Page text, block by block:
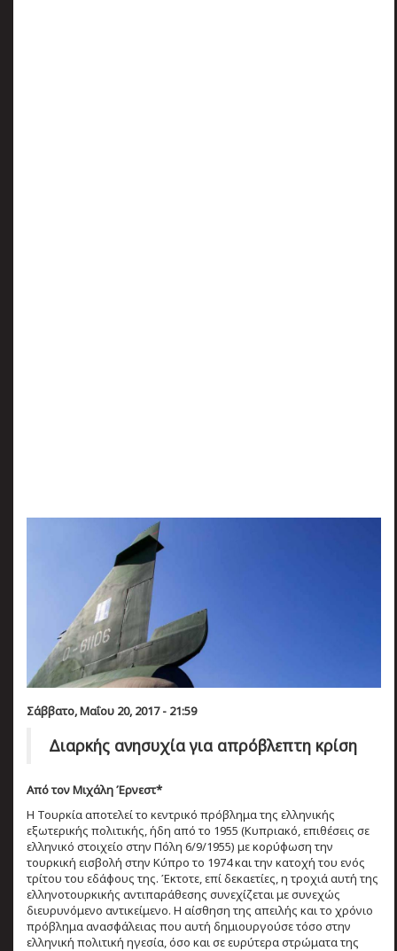
Σάββατο, Μαΐου 20, 2017 - 21:59
Διαρκής ανησυχία για απρόβλεπτη κρίση
Από τον Μιχάλη Έρνεστ*
Η Τουρκία αποτελεί το κεντρικό πρόβλημα της ελληνικής
εξωτερικής πολιτικής, ήδη από το 1955 (Κυπριακό, επιθέσεις σε
ελληνικό στοιχείο στην Πόλη 6/9/1955) με κορύφωση την
τουρκική εισβολή στην Κύπρο το 1974 και την κατοχή του ενός
τρίτου του εδάφους της. Έκτοτε, επί δεκαετίες, η τροχιά αυτή της
ελληνοτουρκικής αντιπαράθεσης συνεχίζεται με συνεχώς
διευρυνόμενο αντικείμενο. Η αίσθηση της απειλής και το χρόνιο
πρόβλημα ανασφάλειας που αυτή δημιουργούσε τόσο στην
ελληνική πολιτική ηγεσία, όσο και σε ευρύτερα στρώματα της